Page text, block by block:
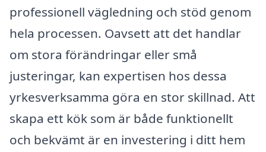
professionell vägledning och stöd genom
hela processen. Oavsett att det handlar
om stora förändringar eller små
justeringar, kan expertisen hos dessa
yrkesverksamma göra en stor skillnad. Att
skapa ett kök som är både funktionellt
och bekvämt är en investering i ditt hem